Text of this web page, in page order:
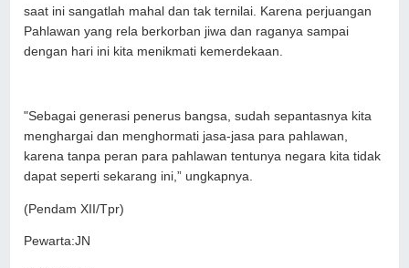
saat ini sangatlah mahal dan tak ternilai. Karena perjuangan
Pahlawan yang rela berkorban jiwa dan raganya sampai
dengan hari ini kita menikmati kemerdekaan.
"Sebagai generasi penerus bangsa, sudah sepantasnya kita
menghargai dan menghormati jasa-jasa para pahlawan,
karena tanpa peran para pahlawan tentunya negara kita tidak
dapat seperti sekarang ini,” ungkapnya.
(Pendam XII/Tpr)
Pewarta:JN